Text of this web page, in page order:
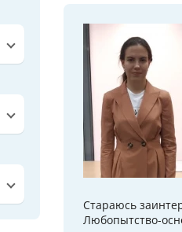
Стараюсь
Любопытство-